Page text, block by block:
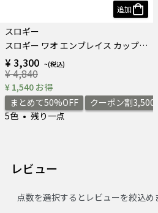
追加
スロギー
スロギー ワオ エンブレイス カップ付きキャミソール
¥ 3,300
¥ 4,840
¥ 1,540 お得
まとめて50%OFF
クーポン割3,500円
5色
残り一点